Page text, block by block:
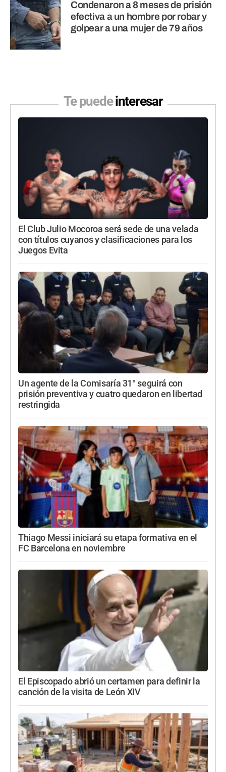
Condenaron a 8 meses de prisión
efectiva a un hombre por robar y
golpear a una mujer de 79 años
Te puedeinteresar
El Club Julio Mocoroa será sede de una velada
con títulos cuyanos y clasificaciones para los
Juegos Evita
Un agente de la Comisaría 31° seguirá con
prisión preventiva y cuatro quedaron en libertad
restringida
Thiago Messi iniciará su etapa formativa en el
FC Barcelona en noviembre
El Episcopado abrió un certamen para definir la
canción de la visita de León XIV